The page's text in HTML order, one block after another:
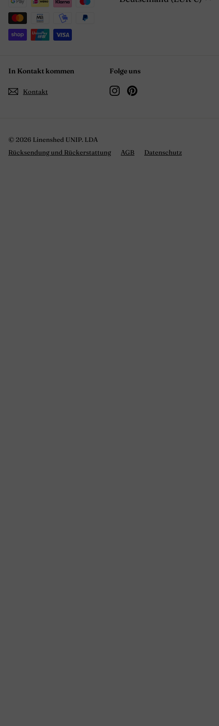
In Kontakt kommen
Kontakt
Folge uns
Instagram
© 2026 Linenshed UNIP. LDA
Rücksendung und Rückerstattung
AGB Datenschutz